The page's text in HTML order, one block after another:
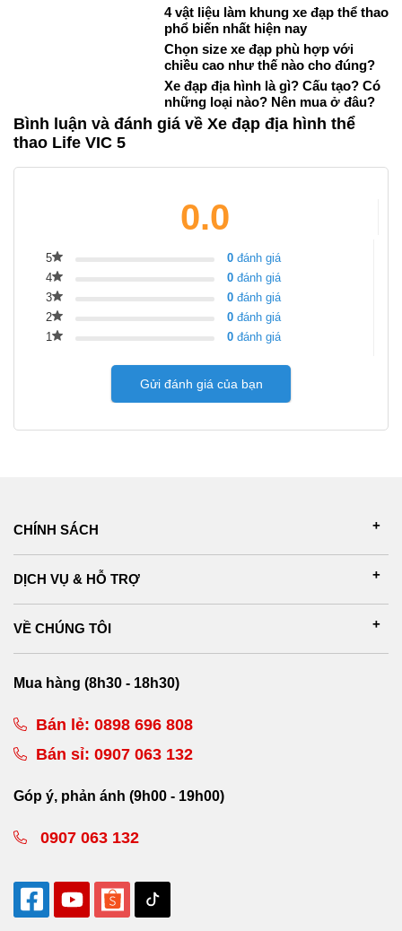
4 vật liệu làm khung xe đạp thể thao
phổ biến nhất hiện nay
Chọn size xe đạp phù hợp với
chiều cao như thế nào cho đúng?
Xe đạp địa hình là gì? Cấu tạo? Có
những loại nào? Nên mua ở đâu?
Bình luận và đánh giá về Xe đạp địa hình thể
thao Life VIC 5
0.0
5 0 đánh giá
4
0 đánh giá
3
0 đánh giá
2
0 đánh giá
1
0 đánh giá
Gửi đánh giá của bạn
CHÍNH SÁCH
DỊCH VỤ & HỖ TRỢ
VỀ CHÚNG TÔI
Mua hàng (8h30 - 18h30)
Bán lẻ: 0898 696 808
Bán sỉ: 0907 063 132
Góp ý, phản ánh (9h00 - 19h00)
0907 063 132